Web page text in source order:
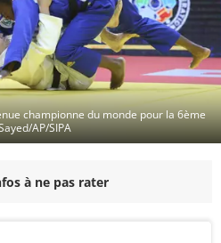
championne du monde pour la 6ème
AP/SIPA
à ne pas rater